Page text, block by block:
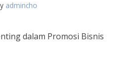
admincho
dalam Promosi Bisnis